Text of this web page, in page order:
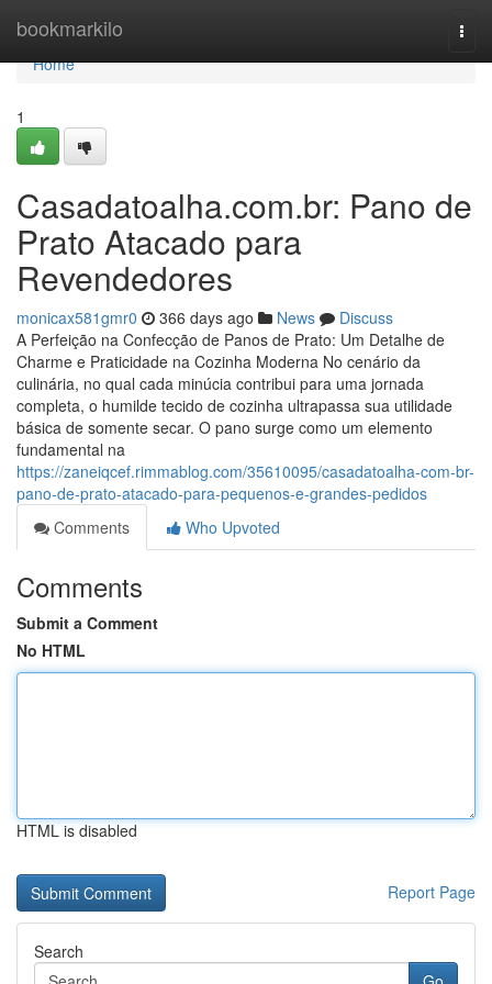
bookmarkilo
Home
Home
1
Casadatoalha.com.br: Pano de
Prato Atacado para
Revendedores
monicax581gmr0 366 days ago News
Discuss
A Perfeição na Confecção de Panos de Prato: Um Detalhe de
Charme e Praticidade na Cozinha Moderna No cenário da
culinária, no qual cada minúcia contribui para uma jornada
completa, o humilde tecido de cozinha ultrapassa sua utilidade
básica de somente secar. O pano surge como um elemento
fundamental na
https://zaneiqcef.rimmablog.com/35610095/casadatoalha-com-br-
pano-de-prato-atacado-para-pequenos-e-grandes-pedidos
Comments
Who Upvoted
Comments
Submit a Comment
No HTML
HTML is disabled
Report Page
Search